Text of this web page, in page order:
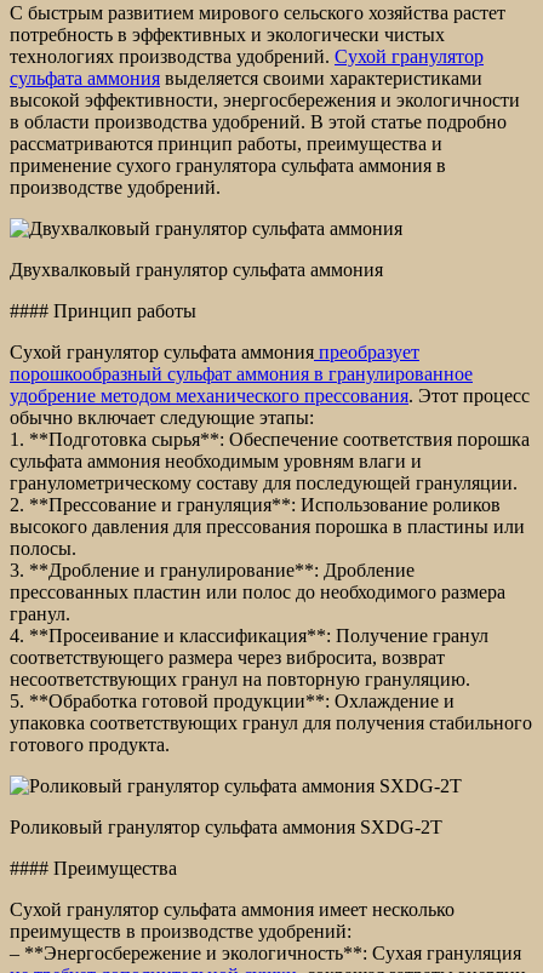
С быстрым развитием мирового сельского хозяйства растет
потребность в эффективных и экологически чистых
технологиях производства удобрений. Сухой гранулятор
сульфата аммония выделяется своими характеристиками
высокой эффективности, энергосбережения и экологичности
в области производства удобрений. В этой статье подробно
рассматриваются принцип работы, преимущества и
применение сухого гранулятора сульфата аммония в
производстве удобрений.
Двухвалковый гранулятор сульфата аммония
#### Принцип работы
Сухой гранулятор сульфата аммония преобразует
порошкообразный сульфат аммония в гранулированное
удобрение методом механического прессования. Этот процесс
обычно включает следующие этапы:
1. **Подготовка сырья**: Обеспечение соответствия порошка
сульфата аммония необходимым уровням влаги и
гранулометрическому составу для последующей грануляции.
2. **Прессование и грануляция**: Использование роликов
высокого давления для прессования порошка в пластины или
полосы.
3. **Дробление и гранулирование**: Дробление
прессованных пластин или полос до необходимого размера
гранул.
4. **Просеивание и классификация**: Получение гранул
соответствующего размера через вибросита, возврат
несоответствующих гранул на повторную грануляцию.
5. **Обработка готовой продукции**: Охлаждение и
упаковка соответствующих гранул для получения стабильного
готового продукта.
Роликовый гранулятор сульфата аммония SXDG-2T
#### Преимущества
Сухой гранулятор сульфата аммония имеет несколько
преимуществ в производстве удобрений:
– **Энергосбережение и экологичность**: Сухая грануляция